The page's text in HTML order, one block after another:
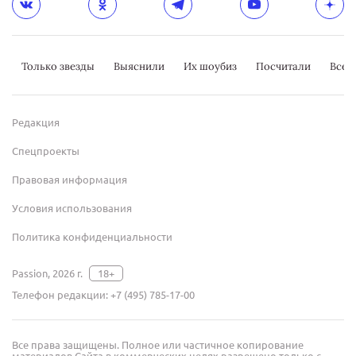
Только звезды Выяснили Их шоубиз Посчитали
Редакция
Спецпроекты
Правовая информация
Условия использования
Политика конфиденциальности
Passion, 2026 г.
18+
Телефон редакции:+7 (495) 785-17-00
Все права защищены. Полное или частичное копирование